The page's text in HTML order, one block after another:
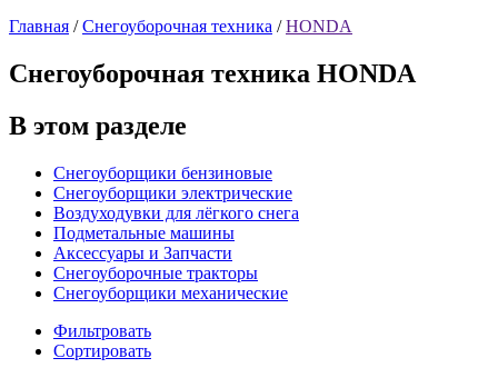
Главная /Снегоуборочная техника /HONDA
Снегоуборочная техника HONDA
В этом разделе
Снегоуборщики бензиновые
Снегоуборщики электрические
Воздуходувки для лёгкого снега
Подметальные машины
Аксессуары и Запчасти
Снегоуборочные тракторы
Снегоуборщики механические
Фильтровать
Сортировать